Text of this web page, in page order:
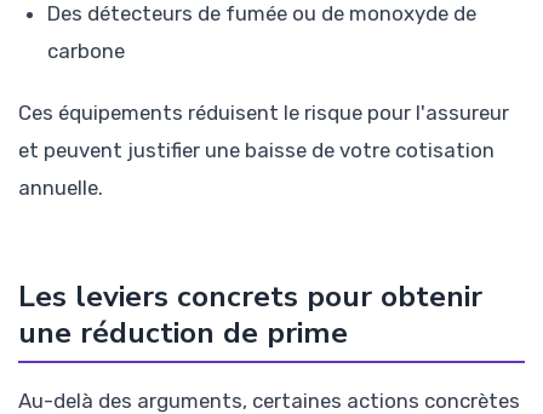
Des détecteurs de fumée ou de monoxyde de
carbone
Ces équipements réduisent le risque pour l'assureur
et peuvent justifier une baisse de votre cotisation
annuelle.
Les leviers concrets pour obtenir
une réduction de prime
Au-delà des arguments, certaines actions concrètes